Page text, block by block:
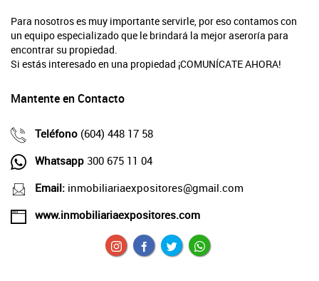
Para nosotros es muy importante servirle, por eso contamos con
un equipo especializado que le brindará la mejor aseroría para
encontrar su propiedad.
Si estás interesado en una propiedad ¡COMUNÍCATE AHORA!
Mantente en Contacto
Teléfono (604) 448 17 58
Whatsapp 300 675 11 04
Email: inmobiliariaexpositores@gmail.com
www.inmobiliariaexpositores.com